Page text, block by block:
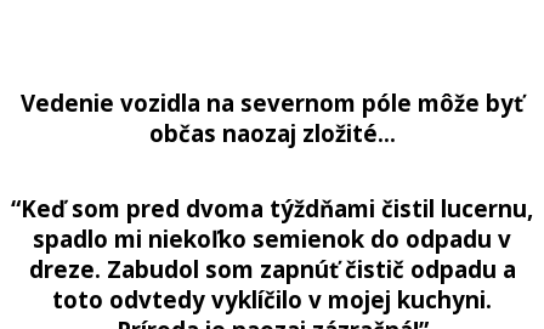
Vedenie vozidla na severnom póle môže byť
občas naozaj zložité…
“Keď som pred dvoma týždňami čistil lucernu,
spadlo mi niekoľko semienok do odpadu v
dreze. Zabudol som zapnúť čistič odpadu a
toto odvtedy vyklíčilo v mojej kuchyni.